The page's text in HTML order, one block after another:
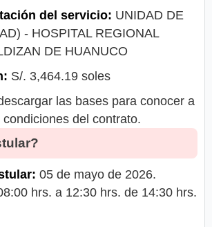
del servicio: UNIDAD DE
- HOSPITAL REGIONAL
DE HUANUCO
S/. 3,464.19 soles
las bases para conocer a
del contrato.
05 de mayo de 2026.
hrs. a 12:30 hrs. de 14:30 hrs.